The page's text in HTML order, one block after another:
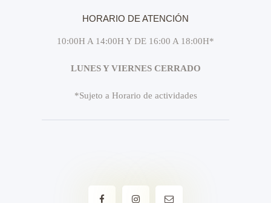
HORARIO DE ATENCIÓN
10:00H A 14:00H Y DE 16:00 A 18:00H*
LUNES Y VIERNES CERRADO
*Sujeto a Horario de actividades